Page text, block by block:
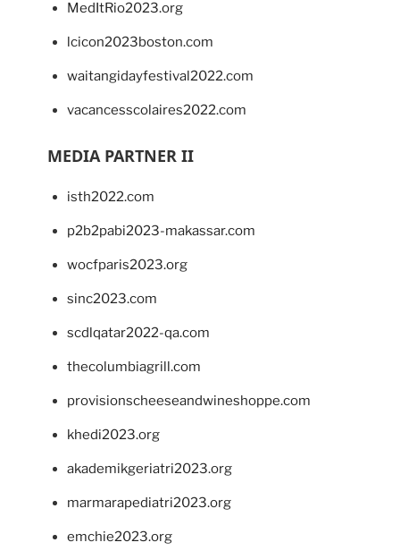
MedItRio2023.org
lcicon2023boston.com
waitangidayfestival2022.com
vacancesscolaires2022.com
MEDIA PARTNER II
isth2022.com
p2b2pabi2023-makassar.com
wocfparis2023.org
sinc2023.com
scdlqatar2022-qa.com
thecolumbiagrill.com
provisionscheeseandwineshoppe.com
khedi2023.org
akademikgeriatri2023.org
marmarapediatri2023.org
emchie2023.org